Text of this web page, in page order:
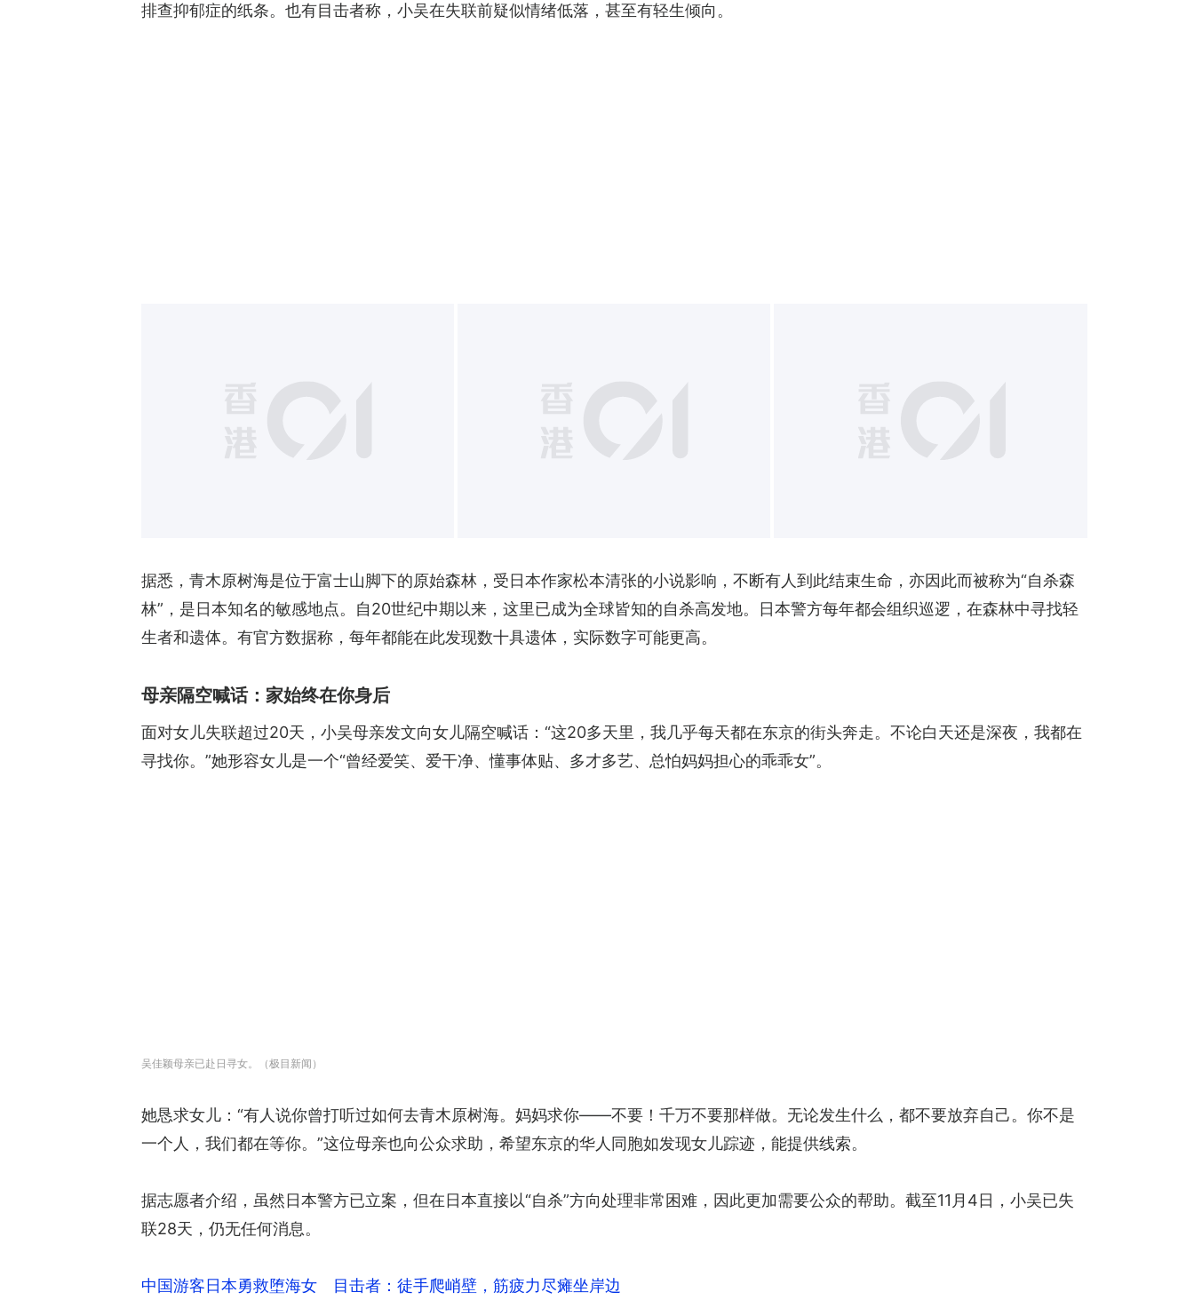
排查抑郁症的纸条。也有目击者称，小吴在失联前疑似情绪低落，甚至有轻生倾向。
据悉，青木原树海是位于富士山脚下的原始森林，受日本作家松本清张的小说影响，不断有人到此结束生命，亦因此而被称为“自杀森
林”，是日本知名的敏感地点。自20世纪中期以来，这里已成为全球皆知的自杀高发地。日本警方每年都会组织巡逻，在森林中寻找轻
生者和遗体。有官方数据称，每年都能在此发现数十具遗体，实际数字可能更高。
母亲隔空喊话：家始终在你身后
面对女儿失联超过20天，小吴母亲发文向女儿隔空喊话：“这20多天里，我几乎每天都在东京的街头奔走。不论白天还是深夜，我都在
寻找你。”她形容女儿是一个“曾经爱笑、爱干净、懂事体贴、多才多艺、总怕妈妈担心的乖乖女”。
吴佳颖母亲已赴日寻女。（极目新闻）
她恳求女儿：“有人说你曾打听过如何去青木原树海。妈妈求你——不要！千万不要那样做。无论发生什么，都不要放弃自己。你不是
一个人，我们都在等你。”这位母亲也向公众求助，希望东京的华人同胞如发现女儿踪迹，能提供线索。
据志愿者介绍，虽然日本警方已立案，但在日本直接以“自杀”方向处理非常困难，因此更加需要公众的帮助。截至11月4日，小吴已失
联28天，仍无任何消息。
中国游客日本勇救堕海女 目击者：徒手爬峭壁，筋疲力尽瘫坐岸边